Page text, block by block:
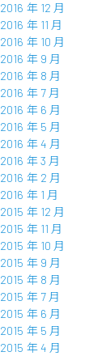
2016 年 12 月
2016 年 11 月
2016 年 10 月
2016 年 9 月
2016 年 8 月
2016 年 7 月
2016 年 6 月
2016 年 5 月
2016 年 4 月
2016 年 3 月
2016 年 2 月
2016 年 1 月
2015 年 12 月
2015 年 11 月
2015 年 10 月
2015 年 9 月
2015 年 8 月
2015 年 7 月
2015 年 6 月
2015 年 5 月
2015 年 4 月